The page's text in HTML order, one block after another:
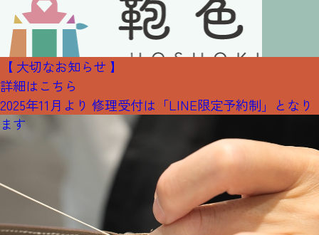
【 大切なお知らせ 】
詳細はこちら
2025年11月より 修理受付は「LINE限定予約制」となり
ます